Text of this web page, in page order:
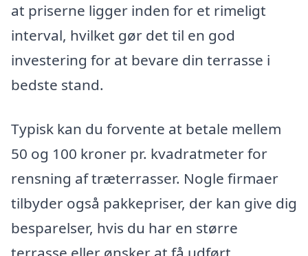
at priserne ligger inden for et rimeligt
interval, hvilket gør det til en god
investering for at bevare din terrasse i
bedste stand.
Typisk kan du forvente at betale mellem
50 og 100 kroner pr. kvadratmeter for
rensning af træterrasser. Nogle firmaer
tilbyder også pakkepriser, der kan give dig
besparelser, hvis du har en større